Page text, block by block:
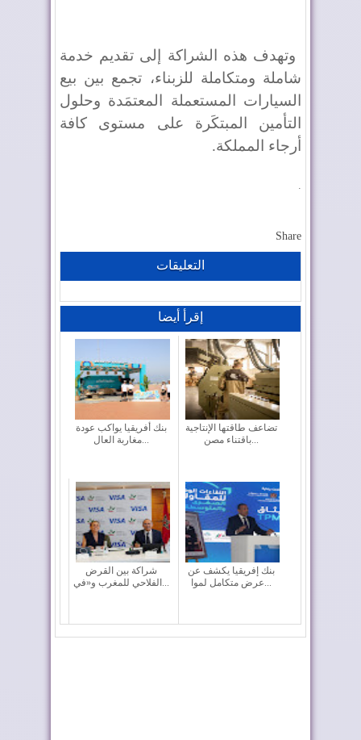
وتهدف هذه الشراكة إلى تقديم خدمة
شاملة ومتكاملة للزبناء، تجمع بين بيع
السيارات المستعملة المعتمَدة وحلول
التأمين المبتكَرة على مستوى كافة
أرجاء المملكة.
.
Share
التعليقات
إقرأ أيضا
بنك أفريقيا يواكب عودة
مغاربة العال...
تضاعف طاقتها الإنتاجية
باقتناء مصن...
شراكة بين القرض
الفلاحي للمغرب و«في...
بنك إفريقيا يكشف عن
عرض متكامل لموا...